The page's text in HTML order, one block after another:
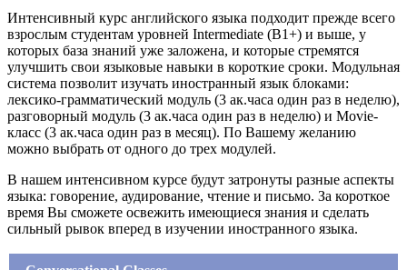
Интенсивный курс английского языка подходит прежде всего
взрослым студентам уровней Intermediate (В1+) и выше, у
которых база знаний уже заложена, и которые стремятся
улучшить свои языковые навыки в короткие сроки. Модульная
система позволит изучать иностранный язык блоками:
лексико-грамматический модуль (3 ак.часа один раз в неделю),
разговорный модуль (3 ак.часа один раз в неделю) и Movie-
класс (3 ак.часа один раз в месяц). По Вашему желанию
можно выбрать от одного до трех модулей.
В нашем интенсивном курсе будут затронуты разные аспекты
языка: говорение, аудирование, чтение и письмо. За короткое
время Вы сможете освежить имеющиеся знания и сделать
сильный рывок вперед в изучении иностранного языка.